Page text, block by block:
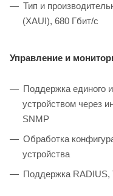
Тип и
(XAUI), 680 Гбит/c
Управление и
Поддержка единого
устройством через
SNMP
Обработка
устройства
Поддержка RADIUS,